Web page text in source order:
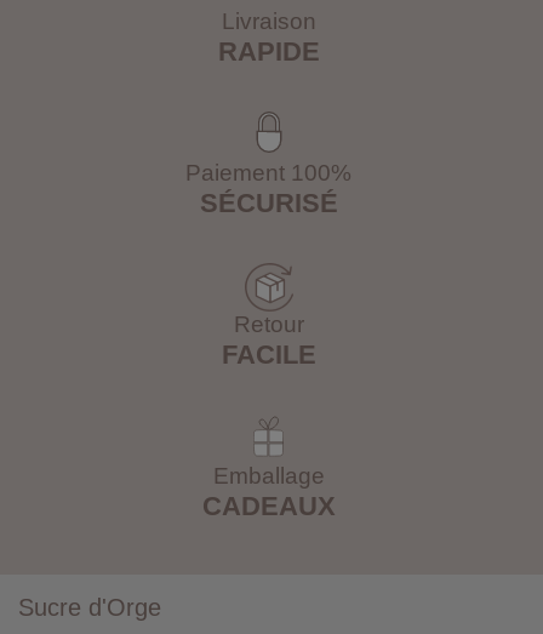
Livraison
RAPIDE
Paiement 100%
SÉCURISÉ
Retour
FACILE
Emballage
CADEAUX
Sucre d'Orge